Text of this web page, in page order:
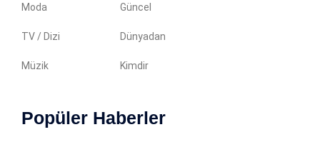
Moda Güncel
TV / Dizi Dünyadan
Müzik Kimdir
Popüler Haberler